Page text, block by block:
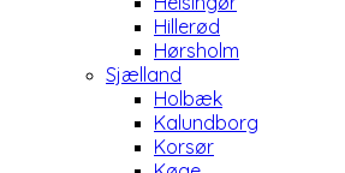
Hillerød
Hørsholm
Sjælland
Holbæk
Kalundborg
Korsør